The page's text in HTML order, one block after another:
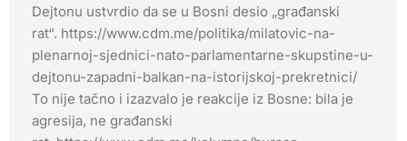
Dejtonu ustvrdio da se u Bosni desio „građanski
rat“. https://www.cdm.me/politika/milatovic-na-
plenarnoj-sjednici-nato-parlamentarne-skupstine-u-
dejtonu-zapadni-balkan-na-istorijskoj-prekretnici/
To nije tačno i izazvalo je reakcije iz Bosne: bila je
agresija, ne građanski